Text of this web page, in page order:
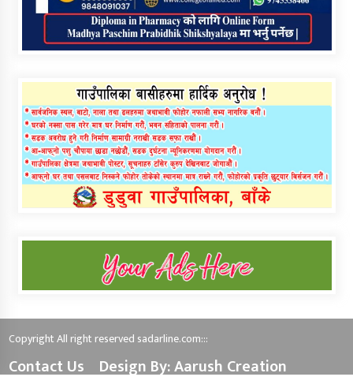
Copyright All right reserved sadarline.com:::
Contact Us Design By: Aarush Creation